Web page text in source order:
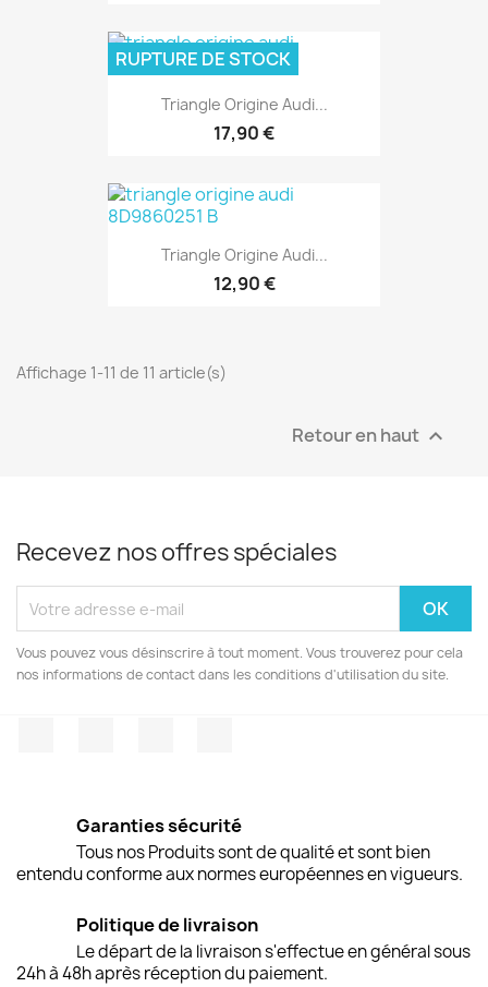
Triangle Origine Audi...
17,90 €
RUPTURE DE STOCK
Triangle Origine Audi...
12,90 €
Affichage 1-11 de 11 article(s)
Retour en haut 
Recevez nos offres spéciales
Vous pouvez vous désinscrire à tout moment. Vous trouverez pour cela
nos informations de contact dans les conditions d'utilisation du site.
Garanties sécurité
Tous nos Produits sont de qualité et sont bien
entendu conforme aux normes européennes en vigueurs.
Politique de livraison
Le départ de la livraison s'effectue en général sous
24h à 48h après réception du paiement.